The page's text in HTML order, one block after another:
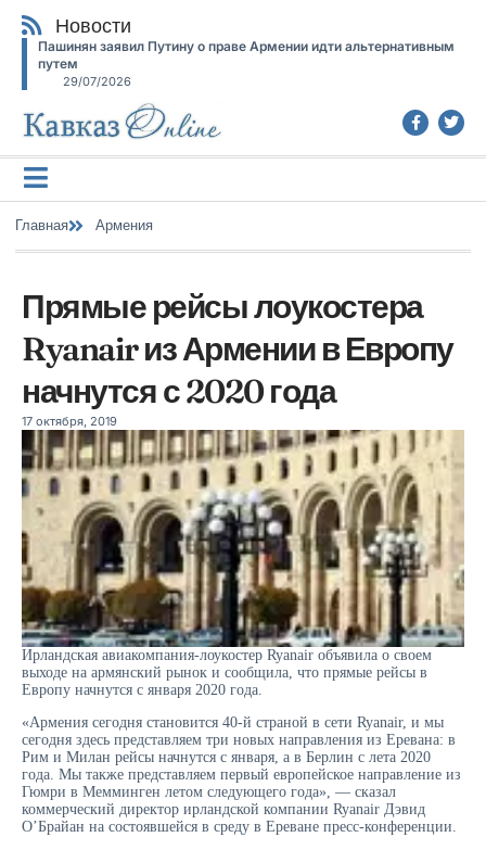
Новости
Пашинян заявил Путину о праве Армении идти альтернативным
путем
29/07/2026
Главная Армения
Прямые рейсы лоукостера
Ryanair из Армении в Европу
начнутся с 2020 года
17 октября, 2019
Ирландская авиакомпания-лоукостер Ryanair объявила о своем
выходе на армянский рынок и сообщила, что прямые рейсы в
Европу начнутся с января 2020 года.
«Армения сегодня становится 40-й страной в сети Ryanair, и мы
сегодня здесь представляем три новых направления из Еревана: в
Рим и Милан рейсы начнутся с января, а в Берлин с лета 2020
года. Мы также представляем первый европейское направление из
Гюмри в Мемминген летом следующего года», — сказал
коммерческий директор ирландской компании Ryanair Дэвид
О’Брайан на состоявшейся в среду в Ереване пресс-конференции.